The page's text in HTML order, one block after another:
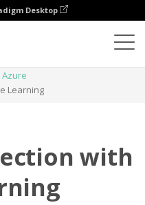
Desktop
Learning
with